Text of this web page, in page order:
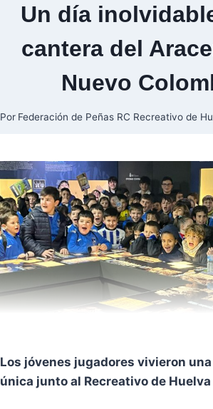
Un día
cantera del
Nuevo
Por Federación de Peñas RC Recreativo de
Los jóvenes jugadores vivieron
única junto al Recreativo de Huelva